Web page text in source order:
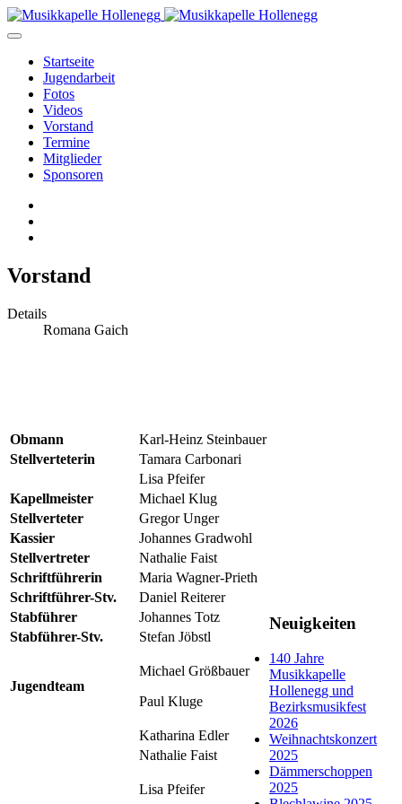
Startseite
Jugendarbeit
Fotos
Videos
Vorstand
Termine
Mitglieder
Sponsoren
Vorstand
Details
Romana Gaich
Obmann
Karl-Heinz Steinbauer
Stellverteterin
Tamara Carbonari
Lisa Pfeifer
Kapellmeister
Michael Klug
Stellverteter
Gregor Unger
Kassier
Johannes Gradwohl
Stellvertreter
Nathalie Faist
Schriftführerin
Maria Wagner-Prieth
Schriftführer-Stv.
Daniel Reiterer
Stabführer
Johannes Totz
Stabführer-Stv.
Stefan Jöbstl
Jugendteam
Michael Größbauer
Paul Kluge
Katharina Edler
Nathalie Faist
Lisa Pfeifer
Neuigkeiten
140 Jahre
Musikkapelle
Hollenegg und
Bezirksmusikfest
2026
Weihnachtskonzert
2025
Dämmerschoppen
2025